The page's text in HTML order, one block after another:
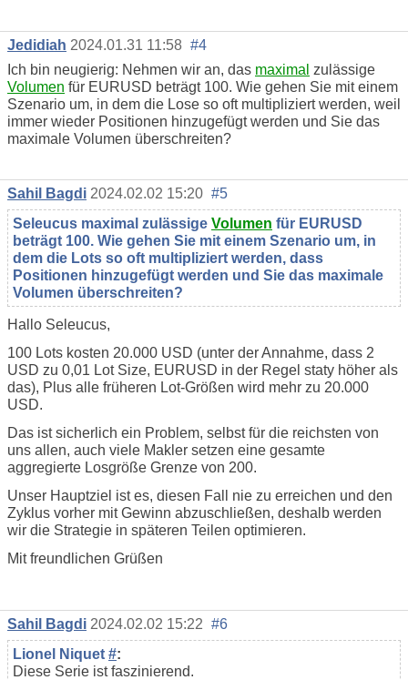
Jedidiah 2024.01.31 11:58 #4
Ich bin neugierig: Nehmen wir an, das maximal zulässige
Volumen für EURUSD beträgt 100. Wie gehen Sie mit einem
Szenario um, in dem die Lose so oft multipliziert werden, weil
immer wieder Positionen hinzugefügt werden und Sie das
maximale Volumen überschreiten?
Sahil Bagdi 2024.02.02 15:20 #5
Seleucus maximal zulässige Volumen für EURUSD
beträgt 100. Wie gehen Sie mit einem Szenario um, in
dem die Lots so oft multipliziert werden, dass
Positionen hinzugefügt werden und Sie das maximale
Volumen überschreiten?
Hallo Seleucus,
100 Lots kosten 20.000 USD (unter der Annahme, dass 2
USD zu 0,01 Lot Size, EURUSD in der Regel staty höher als
das), Plus alle früheren Lot-Größen wird mehr zu 20.000
USD.
Das ist sicherlich ein Problem, selbst für die reichsten von
uns allen, auch viele Makler setzen eine gesamte
aggregierte Losgröße Grenze von 200.
Unser Hauptziel ist es, diesen Fall nie zu erreichen und den
Zyklus vorher mit Gewinn abzuschließen, deshalb werden
wir die Strategie in späteren Teilen optimieren.
Mit freundlichen Grüßen
Sahil Bagdi 2024.02.02 15:22 #6
Lionel Niquet #:
Diese Serie ist faszinierend.